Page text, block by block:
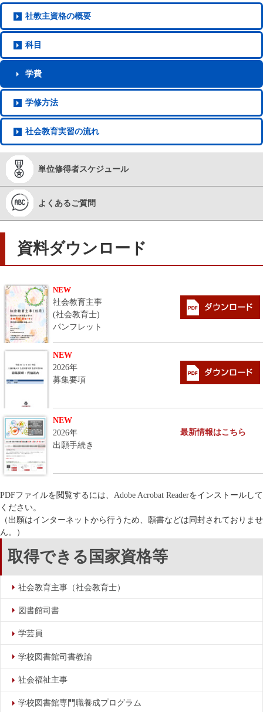
社教主資格の概要
科目
学費
学修方法
社会教育実習の流れ
単位修得者スケジュール
よくあるご質問
資料ダウンロード
NEW
社会教育主事
(社会教育士)
パンフレット
NEW
2026年
募集要項
NEW
2026年
出願手続き
最新情報はこちら
PDFファイルを閲覧するには、 Adobe Acrobat Readerをインストールして
ください。
（出願はインターネットから行うため、願書などは同封されておりませ
ん。）
取得できる国家資格等
社会教育主事（社会教育士）
図書館司書
学芸員
学校図書館司書教諭
社会福祉主事
学校図書館専門職養成プログラム